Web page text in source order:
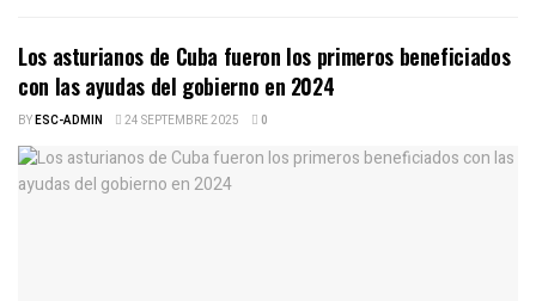
Los asturianos de Cuba fueron los primeros beneficiados
con las ayudas del gobierno en 2024
BYESC-ADMIN 24 SEPTEMBRE 2025 0